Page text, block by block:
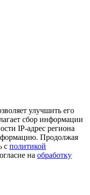
улучшить его
сбор информации
IP-адрес региона
Продолжая
с политикой
на обработку